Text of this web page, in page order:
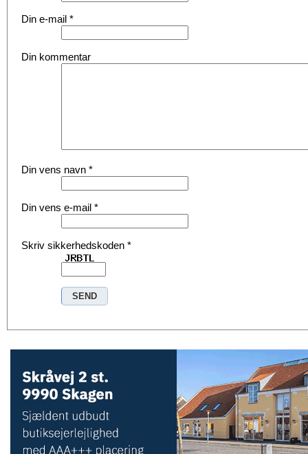
Din e-mail *
Din kommentar
Din vens navn *
Din vens e-mail *
Skriv sikkerhedskoden *